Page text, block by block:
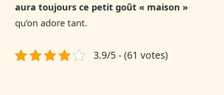
aura toujours ce petit goût « maison »
qu’on adore tant.
3.9/5 - (61 votes)